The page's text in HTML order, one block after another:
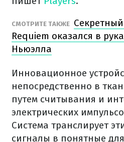
СМОТРИТЕ ТАКЖЕ
Requiem оказался в
Ньюэлла
Инновационное
непосредственно в
путем считывания и
электрических
Система транслирует
сигналы в понятные